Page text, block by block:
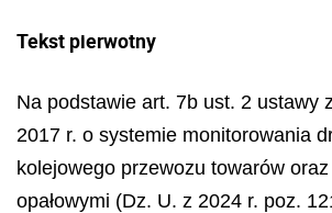
Tekst pierwotny
Na podstawie art. 7b ust. 2 ustawy
2017 r. o systemie monitorowania
kolejowego przewozu towarów
opałowymi (Dz. U. z 2024 r. poz.